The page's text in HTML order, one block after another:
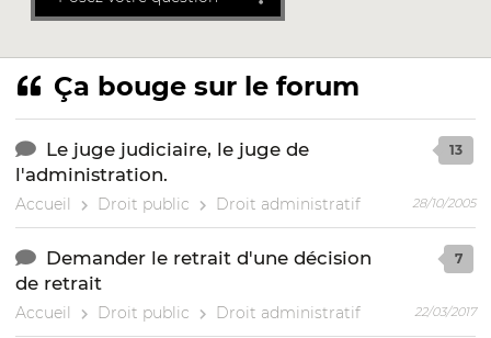
Ça bouge sur le forum
Le juge judiciaire, le juge de
l'administration.
Accueil Droit public Droit administratif
13
28/10/2005
Demander le retrait d'une décision
de retrait
Accueil Droit public Droit administratif
7
22/03/2017